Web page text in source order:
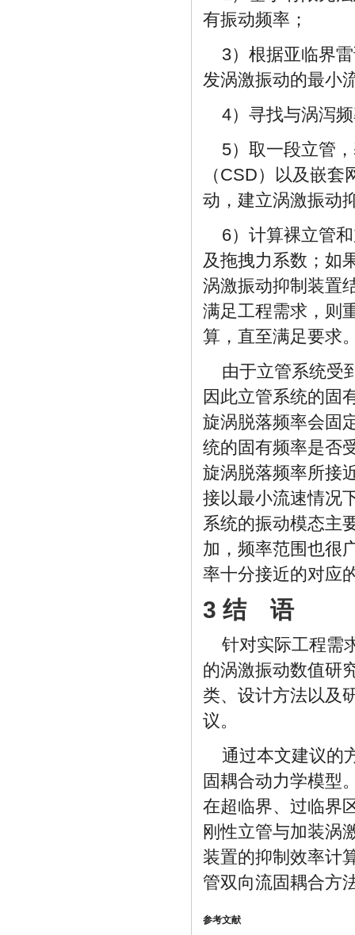
有振动频率；
3）根据亚临界
发涡激振动的最小
4）寻找与涡泻
5）取一段立管
（CSD）以及嵌
动，建立涡激振动
6）计算裸立管
及拖拽力系数；如
涡激振动抑制装置
满足工程需求，则
算，直至满足要求
由于立管系统受
因此立管系统的固
旋涡脱落频率会固
统的固有频率是否
旋涡脱落频率所接
接以最小流速情况
系统的振动模态主
加，频率范围也很
率十分接近的对应
3 结 语
针对实际工程需
的涡激振动数值研
类、设计方法以及
议。
通过本文建议的
固耦合动力学模型
在超临界、过临界
刚性立管与加装涡
装置的抑制效率计
管双向流固耦合方
参考文献